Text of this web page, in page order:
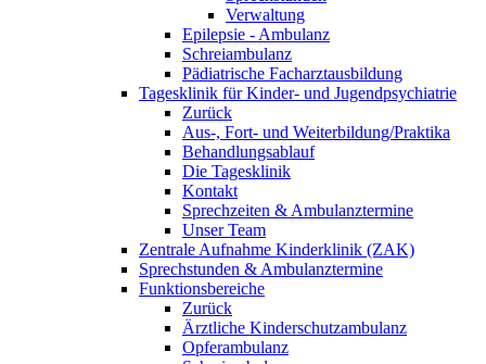
Verwaltung
Epilepsie - Ambulanz
Schreiambulanz
Pädiatrische Facharztausbildung
Tagesklinik für Kinder- und Jugendpsychiatrie
Zurück
Aus-, Fort- und Weiterbildung/Praktika
Behandlungsablauf
Die Tagesklinik
Kontakt
Sprechzeiten & Ambulanztermine
Unser Team
Zentrale Aufnahme Kinderklinik (ZAK)
Sprechstunden & Ambulanztermine
Funktionsbereiche
Zurück
Ärztliche Kinderschutzambulanz
Opferambulanz